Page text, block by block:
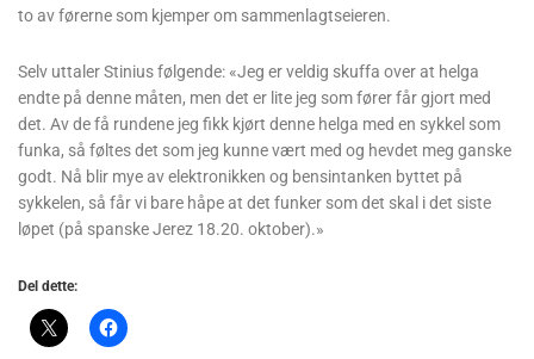
to av førerne som kjemper om sammenlagtseieren.
Selv uttaler Stinius følgende: «Jeg er veldig skuffa over at helga
endte på denne måten, men det er lite jeg som fører får gjort med
det. Av de få rundene jeg fikk kjørt denne helga med en sykkel som
funka, så føltes det som jeg kunne vært med og hevdet meg ganske
godt. Nå blir mye av elektronikken og bensintanken byttet på
sykkelen, så får vi bare håpe at det funker som det skal i det siste
løpet (på spanske Jerez 18.20. oktober).»
Del dette: